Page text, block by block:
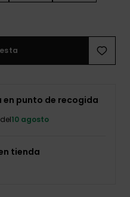
en punto de recogida
10 agosto
tienda